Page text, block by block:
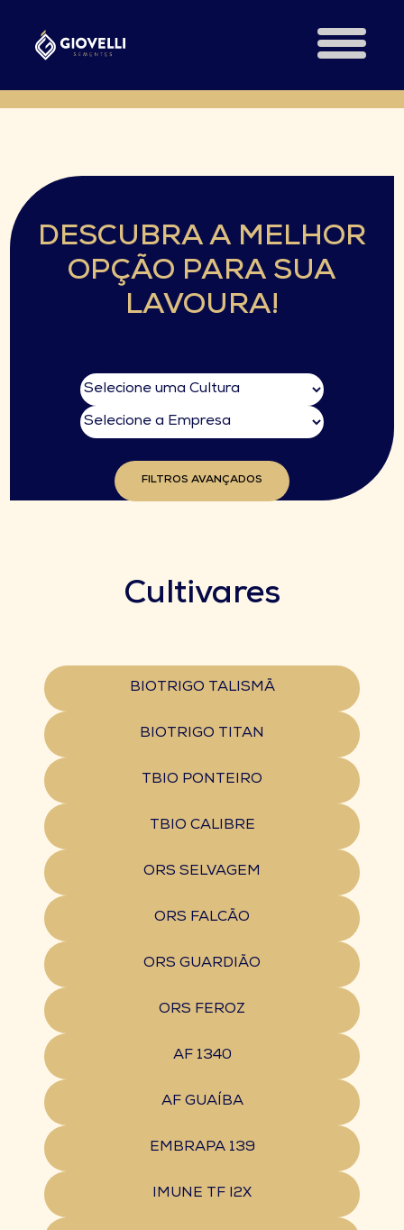
DESCUBRA A MELHOR
OPÇÃO PARA SUA
LAVOURA!
FILTROS AVANÇADOS
Cultivares
BIOTRIGO TALISMÃ
BIOTRIGO TITAN
TBIO PONTEIRO
TBIO CALIBRE
ORS SELVAGEM
ORS FALCÃO
ORS GUARDIÃO
ORS FEROZ
AF 1340
AF GUAÍBA
EMBRAPA 139
IMUNE TF I2X